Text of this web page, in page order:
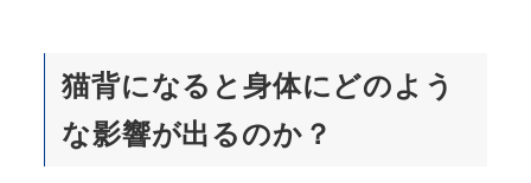
猫背になると身体にどのよう
な影響が出るのか？